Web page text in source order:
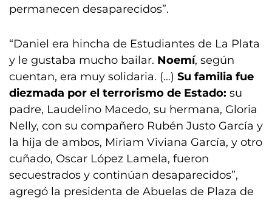
permanecen desaparecidos”.
“Daniel era hincha de Estudiantes de La Plata
y le gustaba mucho bailar. Noemí, según
cuentan, era muy solidaria. (…) Su familia fue
diezmada por el terrorismo de Estado: su
padre, Laudelino Macedo, su hermana, Gloria
Nelly, con su compañero Rubén Justo García y
la hija de ambos, Miriam Viviana García, y otro
cuñado, Oscar López Lamela, fueron
secuestrados y continúan desaparecidos”,
agregó la presidenta de Abuelas de Plaza de